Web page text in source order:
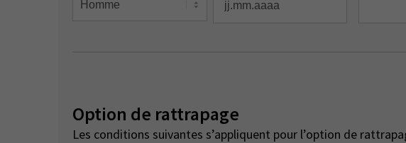
Option de rattrapage
Les conditions suivantes s’appliquent pour l’option de